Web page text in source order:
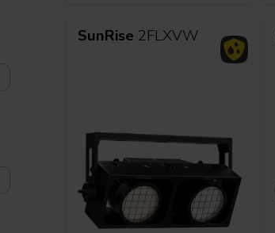
SunRise 2FLXVW